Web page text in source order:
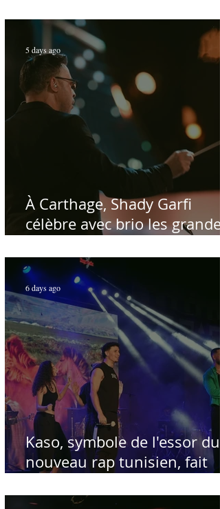
public tunisien
À Carthage, Shady Garfi
célèbre avec brio les grandes
Par Sofien Manaï
5 days ago
Kaso, symbole de l'essor du
nouveau rap tunisien, fait
international de Sfax - Par
6 days ago